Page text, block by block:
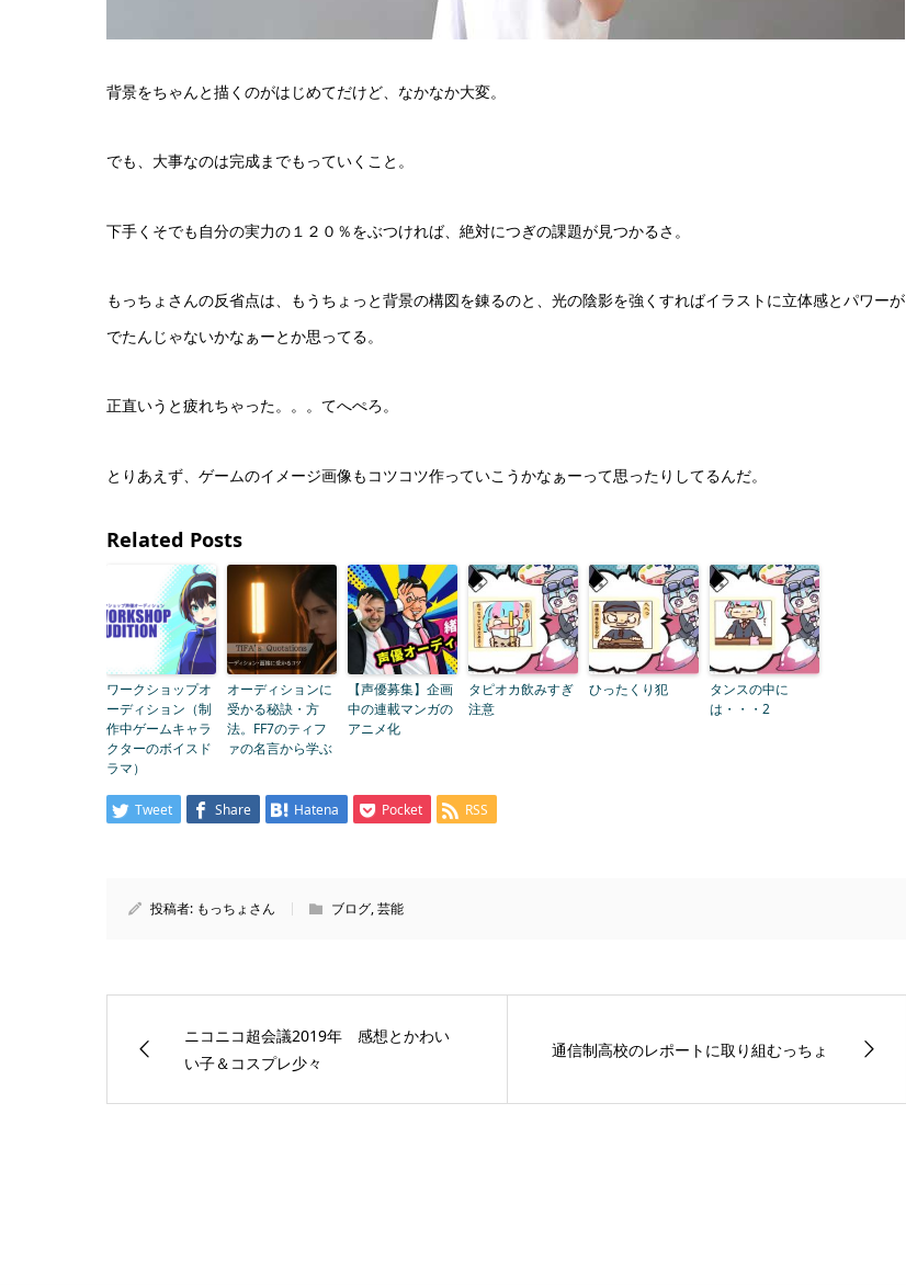
背景をちゃんと描くのがはじめてだけど、なかなか大変。
でも、大事なのは完成までもっていくこと。
下手くそでも自分の実力の１２０％をぶつければ、絶対につぎの課題が見つかるさ。
もっちょさんの反省点は、もうちょっと背景の構図を錬るのと、光の陰影を強くすればイラストに立体感とパワーが
でたんじゃないかなぁーとか思ってる。
正直いうと疲れちゃった。。。てへぺろ。
とりあえず、ゲームのイメージ画像もコツコツ作っていこうかなぁーって思ったりしてるんだ。
Related Posts
ワークショップオ
ーディション（制
作中ゲームキャラ
クターのボイスド
ラマ）
オーディションに
受かる秘訣・方
法。FF7のティフ
ァの名言から学ぶ
【声優募集】企画
中の連載マンガの
アニメ化
タピオカ飲みすぎ
注意
ひったくり犯
タンスの中に
は・・・2
Tweet Share Hatena Pocket RSS
投稿者: もっちょさん ブログ,芸能
ニコニコ超会議2019年 感想とかわい
い子＆コスプレ少々
通信制高校のレポートに取り組むっちょ